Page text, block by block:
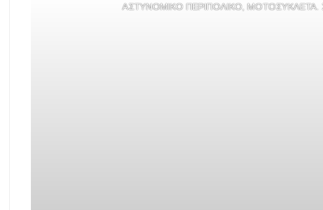
ΑΣΤΥΝΟΜΙΚΟ ΠΕΡΙΠΟΛΙΚΟ, ΜΟΤΟΣΥΚΛΕΤΑ.